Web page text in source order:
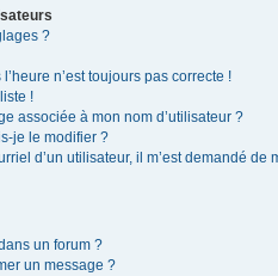
?
n’est toujours pas correcte !
!
associée à mon nom d’utilisateur ?
je le modifier ?
d’un utilisateur, il m’est demandé de
un forum ?
un message ?